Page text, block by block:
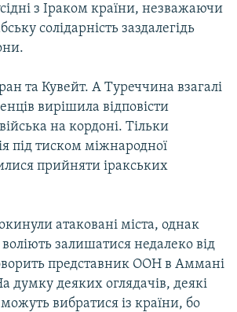
з Іраком країни, незважаючи
солідарність заздалегідь
та Кувейт. А Туреччина взагалі
вирішила відповісти
на кордоні. Тільки
під тиском міжнародної
прийняти іракських
атаковані міста, однак
залишатися недалеко від
представник ООН в Аммані
думку деяких оглядачів, деякі
вибратися із країни, бо